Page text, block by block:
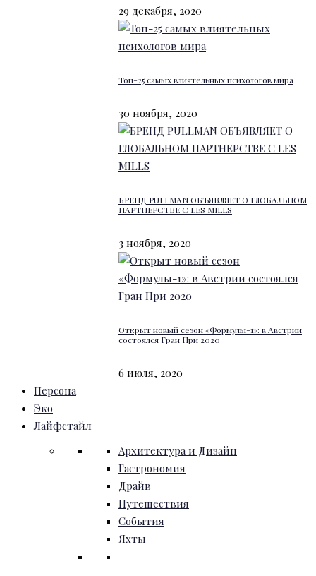
29 декабря, 2020
Топ-25 самых влиятельных психологов мира
30 ноября, 2020
БРЕНД PULLMAN ОБЪЯВЛЯЕТ О ГЛОБАЛЬНОМ
ПАРТНЕРСТВЕ С LES MILLS
3 ноября, 2020
Открыт новый сезон «Формулы-1»: в Австрии
состоялся Гран При 2020
6 июля, 2020
Персона
Эко
Лайфстайл
Архитектура и Дизайн
Гастрономия
Драйв
Путешествия
События
Яхты